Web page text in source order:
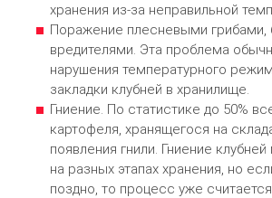
хранения из-за неправильной
Поражение плесневыми грибами,
вредителями. Эта проблема
нарушения температурного
закладки клубней в хранилище.
Гниение. По статистике до 50%
картофеля, хранящегося на
появления гнили. Гниение
на разных этапах хранения, но
поздно, то процесс уже